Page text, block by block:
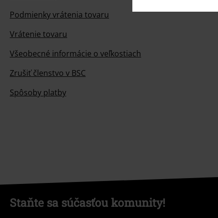
Podmienky vrátenia tovaru
Vrátenie tovaru
Všeobecné informácie o veľkostiach
Zrušiť členstvo v BSC
Spôsoby platby
Staňte sa súčasťou komunity!